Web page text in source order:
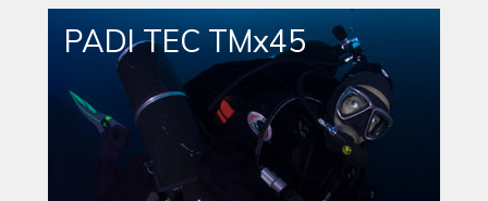
PADI TEC TMx45